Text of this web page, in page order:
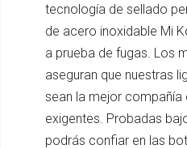
tecnología de sellado
de acero inoxidable Mi
a prueba de fugas. Los
aseguran que nuestras
sean la mejor compañía
exigentes. Probadas
podrás confiar en las